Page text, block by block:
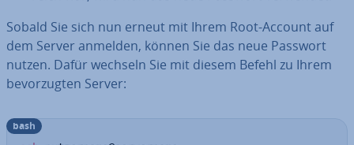
Sobald Sie sich nun erneut mit Ihrem Root-Account auf
dem Server anmelden, können Sie das neue Passwort
nutzen. Dafür wechseln Sie mit diesem Befehl zu Ihrem
be­vor­zug­ten Server:
bash